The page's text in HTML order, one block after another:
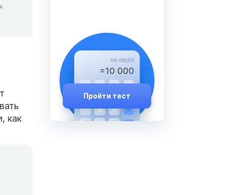
как
Пройти тест